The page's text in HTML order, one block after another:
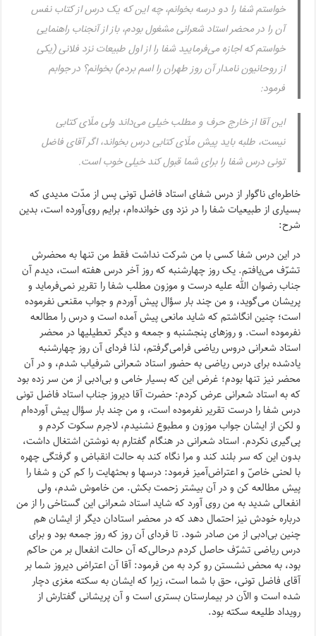
خواستم شفا را دو درسه بخوانم، چه این که یک درس از کتاب نفس
آن را در محضر استاد شعرانى مشغول بودم، باز از آنجناب راهنمایى
خواستم که اجازه مى‌فرمایید شفا را از اول طبیعات نزد فلانى (یکى
از روحانیون نامدار آن روز طهران را اسم بردم) بخوانم؟ در جوابم
فرمود:
این آقا از خارج حرف و مطلب خیلى مى‌داند ولى ملّاى کتابى
نیست، طلبه باید پیش ملّاى کتابى درس بخواند، اگر آقاى فاضل
تونى درس شفا را براى شما قبول کند خیلى خوب است.
خاطره‌اى ناگوار از درس شفاى استاد فاضل تونى پس از مدّت مدیدى که
بسیارى از طبیعیات شفا را در نزد وى خوانده‌ام، برایم روى‌آورده است، بدین
شرح:
در این درس شفا کسى با من شرکت نداشت فقط من تنها به محضرش
تشرّف مى‌یافتم. یک روز چهارشنبه که روز آخر درس هفته است، دیدم آن
جناب رضوان الله علیه درست و موزون مطلب شفا را تقریر نمى‌فرماید و
پریشان مى‌گوید، و من چند بار سؤال پیش آوردم و جواب مقنعى نفرموده
است؛ چنین انگاشتم که شاید مانعى پیش آمده است و درس را مطالعه
نفرموده است. و روزهاى پنجشنبه و جمعه و دیگر تعطیلیها در محضر
استاد شعرانى دروس ریاضى فرامى‌گرفتم، لذا فرداى آن روز چهارشنبه
یادشده براى درس ریاضى به حضور استاد شعرانى شرفیاب شدم، و در آن
محضر نیز تنها بودم؛ غرض این که بسیار خامى و بى‌ادبى از من سر زده بود
که به استاد شعرانى عرض کردم: حضرت آقا دیروز جناب استاد فاضل تونى
درس شفا را درست تقریر نفرموده است، و من چند بار سؤال پیش آورده‌ام
و لکن از ایشان جواب موزون و مطبوع نشنیدم، لاجرم سکوت کردم و
پى‌گیرى نکردم. استاد شعرانى در هنگام گفتارم به نوشتن اشتغال داشت،
بدون این که سر بلند کند و مرا نگاه کند به حالت انقباض و گرفتگى چهره
با لحنى خاصّ و اعتراض‌آمیز فرمود: درسها و بحثهایت را کم کن و شفا را
پیش مطالعه کن و در آن بیشتر زحمت بکش. من خاموش شدم، ولى
انفعالى شدید به من روى آورد که شاید استاد شعرانى این گستاخى را از من
درباره خودش نیز احتمال دهد که در محضر استادان دیگر از ایشان هم
چنین بى‌ادبى از من صادر شود. تا فرداى آن روز که روز جمعه بود و براى
درس ریاضى تشرّف حاصل کردم درحالى‌که آن حالت انفعال بر من حاکم
بود، به محض نشستن رو کرد به من فرمود: آقا آن اعتراض دیروز شما بر
آقاى فاضل تونى، حق با شما است، زیرا که‌ ایشان به سکته مغزى دچار
شده است و الآن در بیمارستان بسترى است و آن پریشانى گفتارش از
رویداد طلیعه سکته بود.